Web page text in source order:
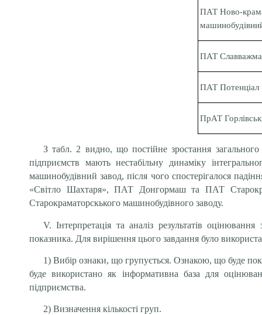
ПАТ Ново-
ПАТ
ПАТ Потенціал
ПрАТ
З табл. 2 видно, що постійне зростання
підприємств мають нестабільну динаміку
машинобудівний завод, після чого спостерігалося
«Світло Шахтаря», ПАТ Донгормаш та ПАТ
Старокраматорскького машинобудівного заводу.
V. Інтерпретація та аналіз результатів
показника. Для вирішення цього завдання було
1) Вибір ознаки, що групується. Ознакою, що буде
буде використано як інформативна база для
підприємства.
2) Визначення кількості груп.